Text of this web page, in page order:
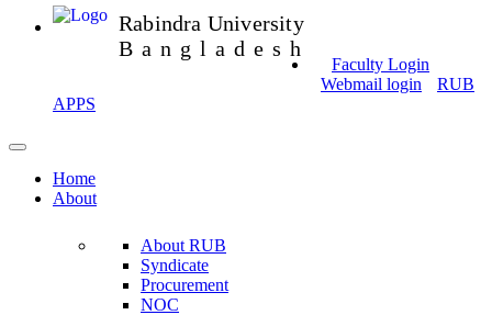
Rabindra University
Bangladesh
Faculty Login
Webmail login
RUB
APPS
Home
About
About RUB
Syndicate
Procurement
NOC